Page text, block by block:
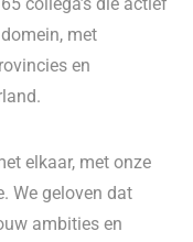
met
en
elkaar, met onze
We geloven dat
ambities en